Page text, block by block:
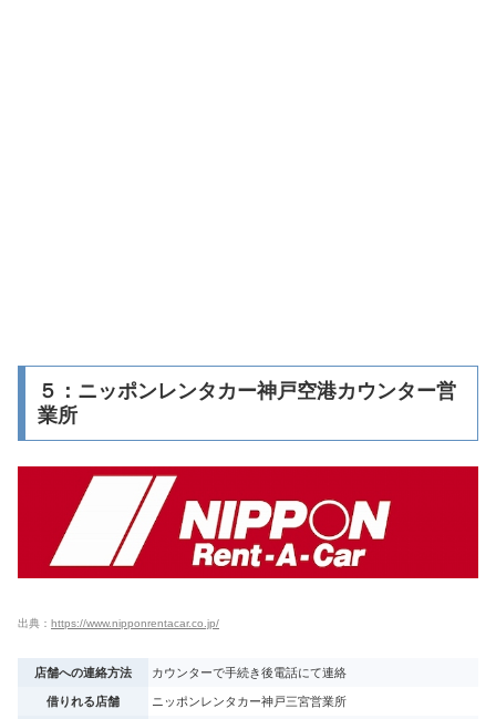
５：ニッポンレンタカー神戸空港カウンター営
業所
出典： https://www.nipponrentacar.co.jp/
店舗への連絡方法 カウンターで手続き後電話にて連絡
借りれる店舗 ニッポンレンタカー神戸三宮営業所